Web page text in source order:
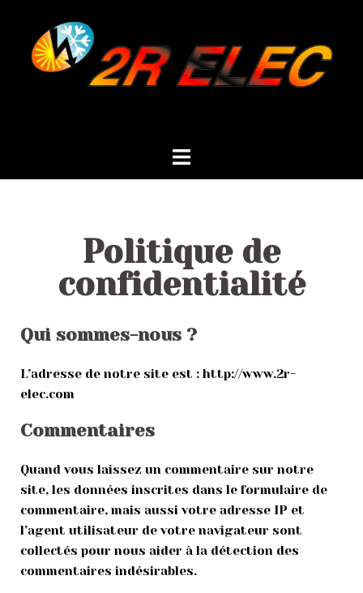
Politique de
confidentialité
Qui sommes-nous ?
L’adresse de notre site est : http://www.2r-
elec.com
Commentaires
Quand vous laissez un commentaire sur notre
site, les données inscrites dans le formulaire de
commentaire, mais aussi votre adresse IP et
l’agent utilisateur de votre navigateur sont
collectés pour nous aider à la détection des
commentaires indésirables.